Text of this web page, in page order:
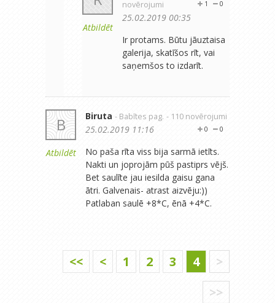
Atbildēt
novērojumi 0
1
25.02.2019 00:35
Ir protams. Būtu jāuztaisa
galerija, skatīšos rīt, vai
saņemšos to izdarīt.
B
Atbildēt
Biruta - Babītes pag. - 110 novērojumi
0
0
25.02.2019 11:16
No paša rīta viss bija sarmā ietīts.
Nakti un joprojām pūš pastiprs vējš.
Bet saulīte jau iesilda gaisu gana
ātri. Galvenais- atrast aizvēju:))
Patlaban saulē +8*C, ēnā +4*C.
<< < 1 2 3 4
>
>>